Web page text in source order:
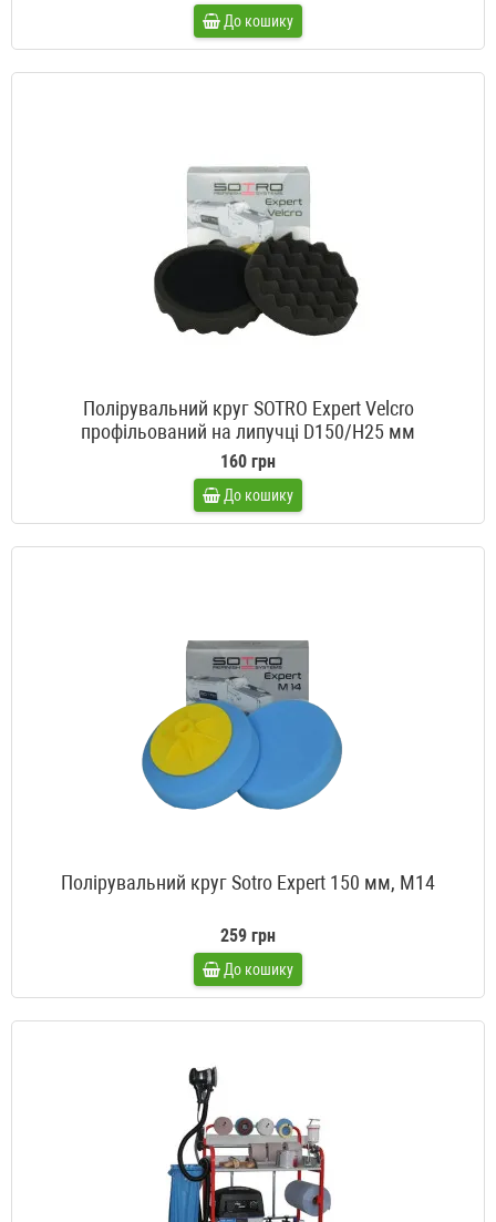
До кошику
Полірувальний круг SOTRO Expert Velcro
профільований на липучці D150/H25 мм
160 грн
До кошику
Полірувальний круг Sotro Expert 150 мм, M14
259 грн
До кошику